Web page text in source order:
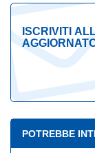
ISCRIVITI
POTREBBE